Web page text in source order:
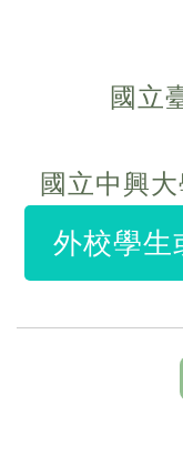
國立
國立中興
外校學生